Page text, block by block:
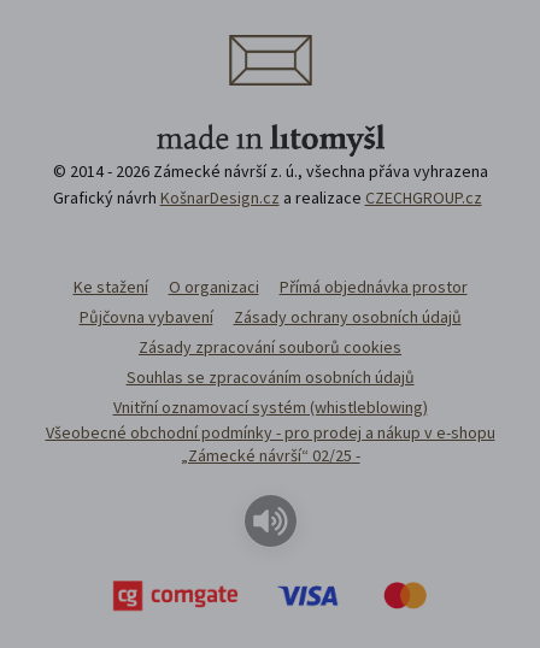
© 2014 - 2026 Zámecké návrší z. ú., všechna přáva vyhrazena
Grafický návrh KošnarDesign.cz a realizace CZECHGROUP.cz
Ke stažení O organizaci
Přímá objednávka prostor
Půjčovna vybavení
Zásady ochrany osobních údajů
Zásady zpracování souborů cookies
Souhlas se zpracováním osobních údajů
Vnitřní oznamovací systém (whistleblowing)
Všeobecné obchodní podmínky - pro prodej a nákup v e-shopu
„Zámecké návrší“ 02/25 -